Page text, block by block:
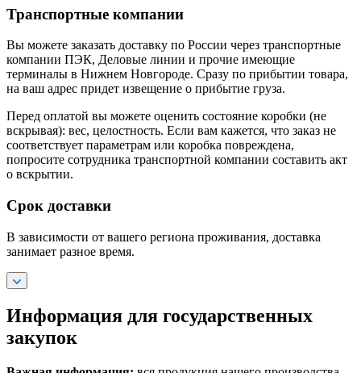
Транспортные компании
Вы можете заказать доставку по России через транспортные
компании ПЭК, Деловые линии и прочие имеющие
терминалы в Нижнем Новгороде. Сразу по прибытии товара,
на ваш адрес придет извещение о прибытие груза.
Перед оплатой вы можете оценить состояние коробки (не
вскрывая): вес, целостность. Если вам кажется, что заказ не
соответствует параметрам или коробка повреждена,
попросите сотрудника транспортной компании составить акт
о вскрытии.
Срок доставки
В зависимости от вашего региона проживания, доставка
занимает разное время.
Информация для государственных
закупок